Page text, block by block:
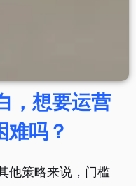
，想要运营
难吗？
他策略来说，门槛